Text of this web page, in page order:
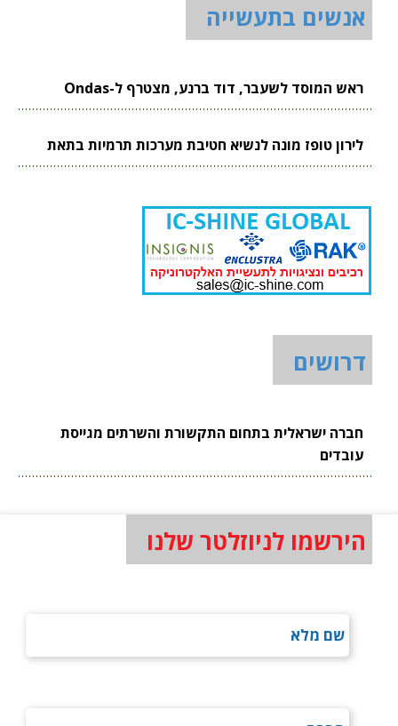
אנשים בתעשייה
ראש המוסד לשעבר, דוד ברנע, מצטרף ל-Ondas
לירון טופז מונה לנשיא חטיבת מערכות תרמיות בתאת
דרושים
חברה ישראלית בתחום התקשורת והשרתים מגייסת
עובדים
הירשמו לניוזלטר שלנו